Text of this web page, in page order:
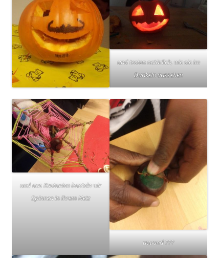
und testen natürlich, wie sie im
Dunkeln aussehen
und aus Kastanien basteln wir
Spinnen in ihrem Netz
uuuund ???